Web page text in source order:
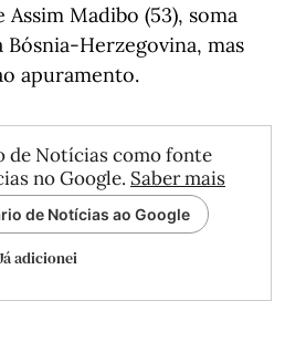
Madibo (53), soma
Herzegovina, mas
apuramento.
de Notícias como fonte
no Google. Saber mais
de Notícias ao Google
adicionei